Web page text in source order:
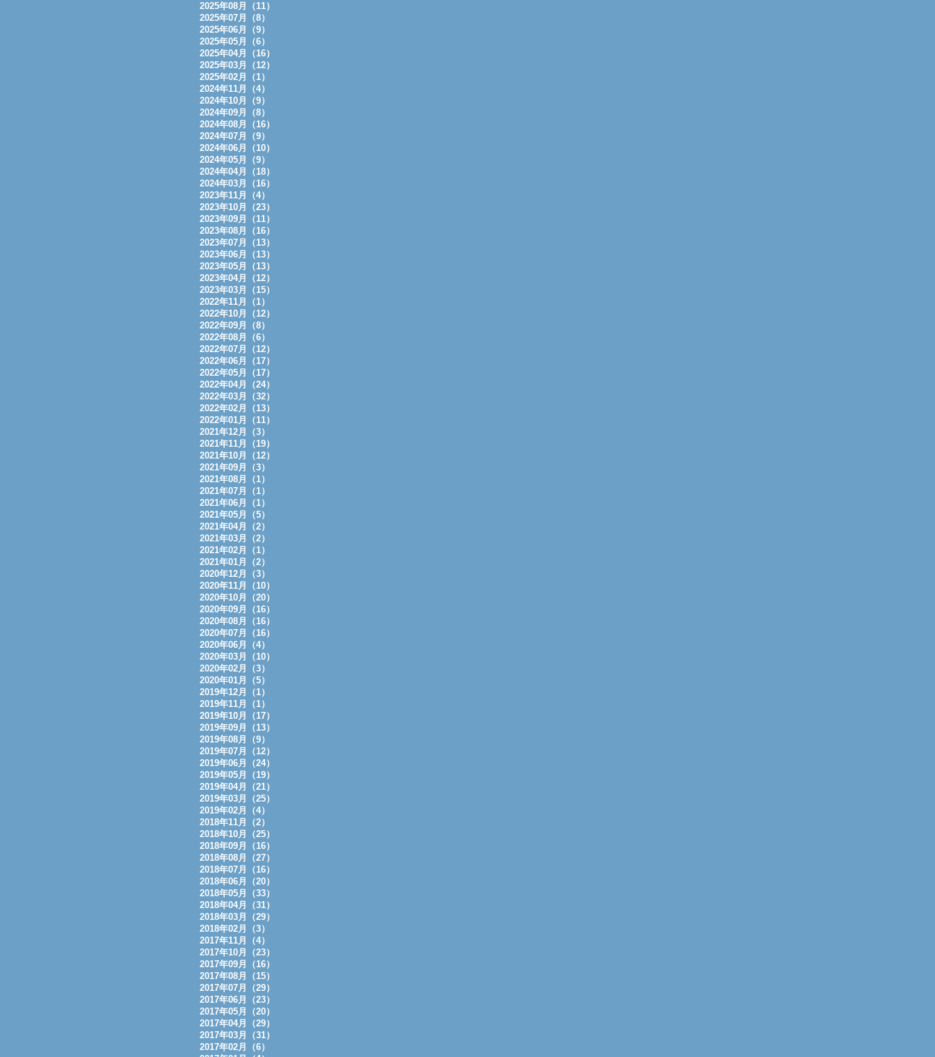
2025年08月（11）
2025年07月（8）
2025年06月（9）
2025年05月（6）
2025年04月（16）
2025年03月（12）
2025年02月（1）
2024年11月（4）
2024年10月（9）
2024年09月（8）
2024年08月（16）
2024年07月（9）
2024年06月（10）
2024年05月（9）
2024年04月（18）
2024年03月（16）
2023年11月（4）
2023年10月（23）
2023年09月（11）
2023年08月（16）
2023年07月（13）
2023年06月（13）
2023年05月（13）
2023年04月（12）
2023年03月（15）
2022年11月（1）
2022年10月（12）
2022年09月（8）
2022年08月（6）
2022年07月（12）
2022年06月（17）
2022年05月（17）
2022年04月（24）
2022年03月（32）
2022年02月（13）
2022年01月（11）
2021年12月（3）
2021年11月（19）
2021年10月（12）
2021年09月（3）
2021年08月（1）
2021年07月（1）
2021年06月（1）
2021年05月（5）
2021年04月（2）
2021年03月（2）
2021年02月（1）
2021年01月（2）
2020年12月（3）
2020年11月（10）
2020年10月（20）
2020年09月（16）
2020年08月（16）
2020年07月（16）
2020年06月（4）
2020年03月（10）
2020年02月（3）
2020年01月（5）
2019年12月（1）
2019年11月（1）
2019年10月（17）
2019年09月（13）
2019年08月（9）
2019年07月（12）
2019年06月（24）
2019年05月（19）
2019年04月（21）
2019年03月（25）
2019年02月（4）
2018年11月（2）
2018年10月（25）
2018年09月（16）
2018年08月（27）
2018年07月（16）
2018年06月（20）
2018年05月（33）
2018年04月（31）
2018年03月（29）
2018年02月（3）
2017年11月（4）
2017年10月（23）
2017年09月（16）
2017年08月（15）
2017年07月（29）
2017年06月（23）
2017年05月（20）
2017年04月（29）
2017年03月（31）
2017年02月（6）